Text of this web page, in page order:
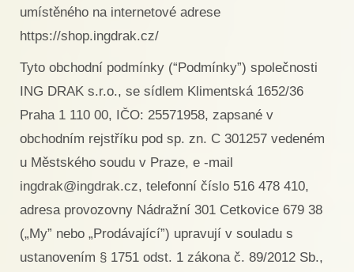
umístěného na internetové adrese
https://shop.ingdrak.cz/
Tyto obchodní podmínky (“Podmínky”) společnosti
ING DRAK s.r.o., se sídlem Klimentská 1652/36
Praha 1 110 00, IČO: 25571958, zapsané v
obchodním rejstříku pod sp. zn. C 301257 vedeném
u Městského soudu v Praze, e -mail
ingdrak@ingdrak.cz, telefonní číslo 516 478 410,
adresa provozovny Nádražní 301 Cetkovice 679 38
(„My” nebo „Prodávající”) upravují v souladu s
ustanovením § 1751 odst. 1 zákona č. 89/2012 Sb.,